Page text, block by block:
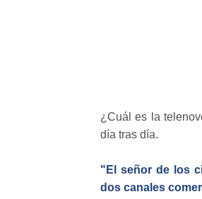
¿Cuál es la
día tras día.
"El señor de los
dos canales